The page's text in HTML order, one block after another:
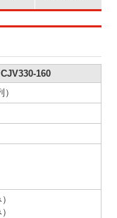
CJV330-160